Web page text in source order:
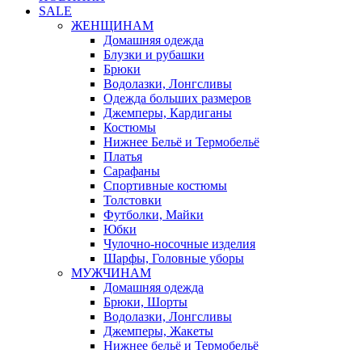
SALE
ЖЕНЩИНАМ
Домашняя одежда
Блузки и рубашки
Брюки
Водолазки, Лонгсливы
Одежда больших размеров
Джемперы, Кардиганы
Костюмы
Нижнее Бельё и Термобельё
Платья
Сарафаны
Спортивные костюмы
Толстовки
Футболки, Майки
Юбки
Чулочно-носочные изделия
Шарфы, Головные уборы
МУЖЧИНАМ
Домашняя одежда
Брюки, Шорты
Водолазки, Лонгсливы
Джемперы, Жакеты
Нижнее бельё и Термобельё